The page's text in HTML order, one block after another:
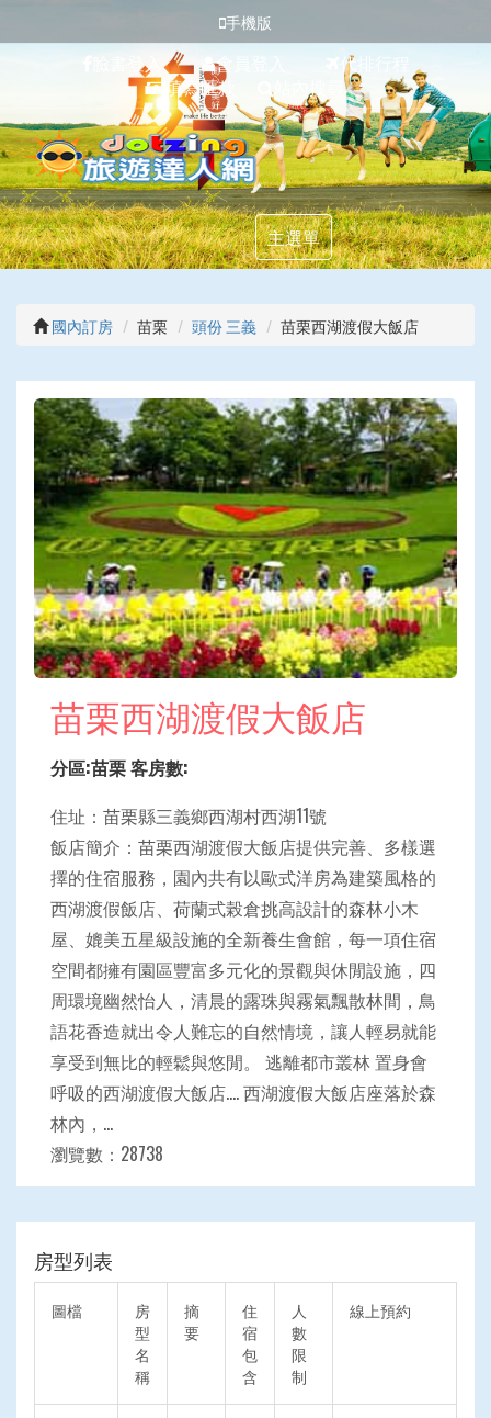
手機版
臉書登入 會員登入
代排行程
填寫匯款
主選單
國內訂房 苗栗 頭份 三義 苗栗西湖渡假大飯店
苗栗西湖渡假大飯店
分區:苗栗 客房數:
住址：苗栗縣三義鄉西湖村西湖11號
飯店簡介：苗栗西湖渡假大飯店提供完善、多樣選
擇的住宿服務，園內共有以歐式洋房為建築風格的
西湖渡假飯店、荷蘭式榖倉挑高設計的森林小木
屋、媲美五星級設施的全新養生會館，每一項住宿
空間都擁有園區豐富多元化的景觀與休閒設施，四
周環境幽然怡人，清晨的露珠與霧氣飄散林間，鳥
語花香造就出令人難忘的自然情境，讓人輕易就能
享受到無比的輕鬆與悠閒。 逃離都市叢林 置身會
呼吸的西湖渡假大飯店.... 西湖渡假大飯店座落於森
林內，...
瀏覽數：28738
房型列表
圖檔
房
型
名
稱
摘
要
住
宿
包
含
人
數
限
制
線上預約